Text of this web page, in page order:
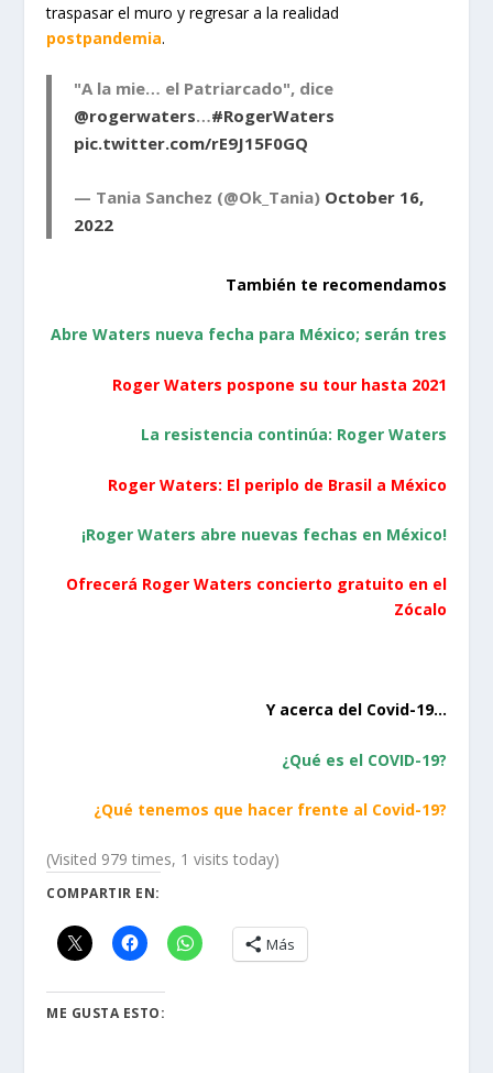
traspasar el muro y regresar a la realidad
postpandemia.
"A la mie… el Patriarcado", dice
@rogerwaters…#RogerWaters
pic.twitter.com/rE9J15F0GQ
— Tania Sanchez (@Ok_Tania) October 16,
2022
También te recomendamos
Abre Waters nueva fecha para México; serán tres
Roger Waters pospone su tour hasta 2021
La resistencia continúa: Roger Waters
Roger Waters: El periplo de Brasil a México
¡Roger Waters abre nuevas fechas en México!
Ofrecerá Roger Waters concierto gratuito en el
Zócalo
Y acerca del Covid-19…
¿Qué es el COVID-19?
¿Qué tenemos que hacer frente al Covid-19?
(Visited 979 times, 1 visits today)
COMPARTIR EN:
Más
ME GUSTA ESTO: